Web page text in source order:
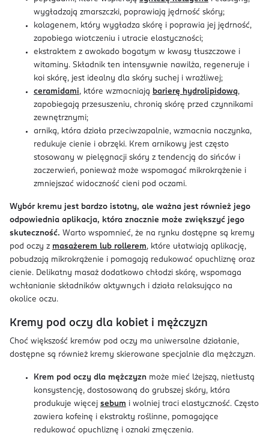
wygładzają zmarszczki, poprawiają jędrność skóry;
kolagenem, który wygładza skórę i poprawia jej jędrność,
zapobiega wiotczeniu i utracie elastyczności;
ekstraktem z awokado bogatym w kwasy tłuszczowe i
witaminy. Składnik ten intensywnie nawilża, regeneruje i
koi skórę, jest idealny dla skóry suchej i wrażliwej;
ceramidami, które wzmacniają barierę hydrolipidową,
zapobiegają przesuszeniu, chronią skórę przed czynnikami
zewnętrznymi;
arniką, która działa przeciwzapalnie, wzmacnia naczynka,
redukuje cienie i obrzęki. Krem arnikowy jest często
stosowany w pielęgnacji skóry z tendencją do sińców i
zaczerwień, ponieważ może wspomagać mikrokrążenie i
zmniejszać widoczność cieni pod oczami.
Wybór kremu jest bardzo istotny, ale ważna jest również jego
odpowiednia aplikacja, która znacznie może zwiększyć jego
skuteczność. Warto wspomnieć, że na rynku dostępne są kremy
pod oczy z masażerem lub rollerem, które ułatwiają aplikację,
pobudzają mikrokrążenie i pomagają redukować opuchliznę oraz
cienie. Delikatny masaż dodatkowo chłodzi skórę, wspomaga
wchłanianie składników aktywnych i działa relaksująco na
okolice oczu.
Kremy pod oczy dla kobiet i mężczyzn
Choć większość kremów pod oczy ma uniwersalne działanie,
dostępne są również kremy skierowane specjalnie dla mężczyzn.
Krem pod oczy dla mężczyzn może mieć lżejszą, nietłustą
konsystencję, dostosowaną do grubszej skóry, która
produkuje więcej sebum i wolniej traci elastyczność. Często
zawiera kofeinę i ekstrakty roślinne, pomagające
redukować opuchliznę i oznaki zmęczenia.